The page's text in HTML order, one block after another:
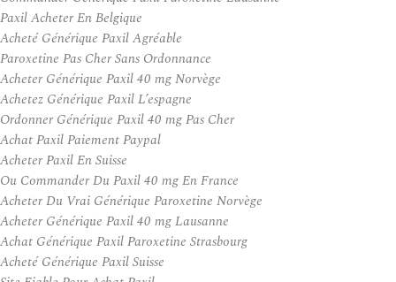
Paxil Acheter En Belgique
Acheté Générique Paxil Agréable
Paroxetine Pas Cher Sans Ordonnance
Acheter Générique Paxil 40 mg Norvège
Achetez Générique Paxil L’espagne
Ordonner Générique Paxil 40 mg Pas Cher
Achat Paxil Paiement Paypal
Acheter Paxil En Suisse
Ou Commander Du Paxil 40 mg En France
Acheter Du Vrai Générique Paroxetine Norvège
Acheter Générique Paxil 40 mg Lausanne
Achat Générique Paxil Paroxetine Strasbourg
Acheté Générique Paxil Suisse